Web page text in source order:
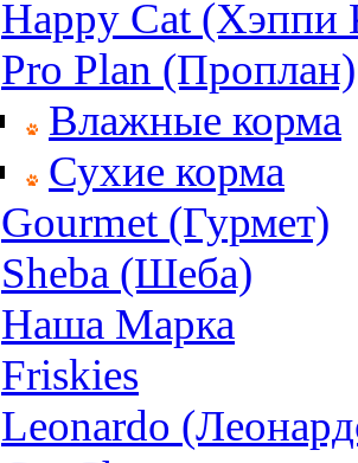
Happy Cat (Хэппи
Pro Plan (Проплан)
Влажные корма
Сухие корма
Gourmet (Гурмет)
Sheba (Шеба)
Наша Марка
Friskies
Leonardo